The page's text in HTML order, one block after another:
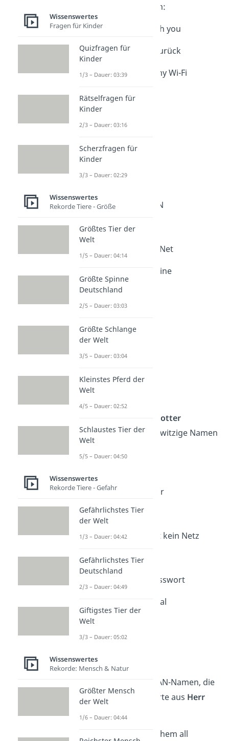
Zitate aus Star Wars an:
1. May the Wi-Fi be with you
2. Das WLAN schlägt zurück
3. Use the Force, not my Wi-Fi
4. DarthRouter
7. Death Star Signal
9. The Dark Side of LAN
10. BB-8 connected
11. Millennium Falcon Net
12. This is the Way Online
Harry Potter
Harry-Potter
Universum kannst du witzige Namen
2. Dumbledores Router
3. Hogwarts Hotspot
4. Der Dunkle Lord hat kein Netz
5. Plattform 9 3/4G
6. Snape kennt das Passwort
7. Lumos Maxima Signal
8. Butterbier-Hotspot
Herr der Ringe
Hier sind 8 lustige WLAN-Namen, die
auf Charaktere und Orte aus Herr
der Ringe
1. One Router to rule them all
Wissenswertes
Fragen für Kinder
Quizfragen für
Kinder
1/3 – Dauer: 03:39
Rätselfragen für
Kinder
2/3 – Dauer: 03:16
Scherzfragen für
Kinder
3/3 – Dauer: 02:29
Wissenswertes
Rekorde Tiere - Größe
Größtes Tier der
Welt
1/5 – Dauer: 04:14
Größte Spinne
Deutschland
2/5 – Dauer: 03:03
Größte Schlange
der Welt
3/5 – Dauer: 03:04
Kleinstes Pferd der
Welt
4/5 – Dauer: 02:52
Schlaustes Tier der
Welt
5/5 – Dauer: 04:50
Wissenswertes
Rekorde Tiere - Gefahr
Gefährlichstes Tier
der Welt
1/3 – Dauer: 04:42
Gefährlichstes Tier
Deutschland
2/3 – Dauer: 04:49
Giftigstes Tier der
Welt
3/3 – Dauer: 05:02
Wissenswertes
Rekorde: Mensch & Natur
Größter Mensch
der Welt
1/6 – Dauer: 04:44